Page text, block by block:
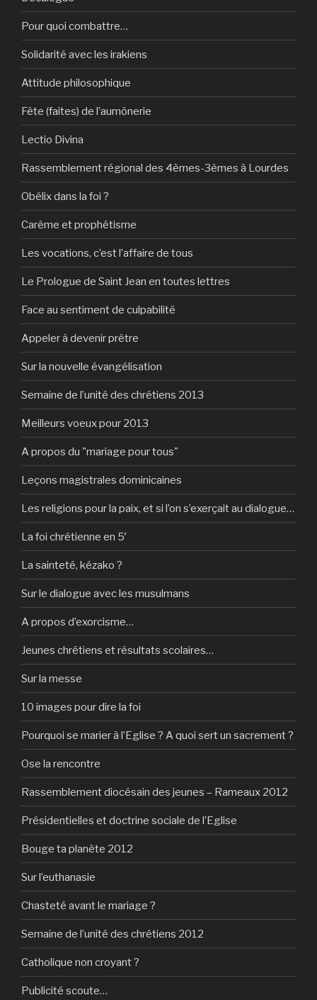
Pour quoi combattre…
Solidarité avec les irakiens
Attitude philosophique
Fête (faites) de l’aumônerie
Lectio Divina
Rassemblement régional des 4èmes-3èmes à Lourdes
Obélix dans la foi ?
Carême et prophétisme
Les vocations, c’est l’affaire de tous
Le Prologue de Saint Jean en toutes lettres
Face au sentiment de culpabilité
Appeler à devenir prêtre
Sur la nouvelle évangélisation
Semaine de l’unité des chrétiens 2013
Meilleurs voeux pour 2013
A propos du "mariage pour tous"
Leçons magistrales dominicaines
Les religions pour la paix, et si l’on s’exerçait au dialogue…
La foi chrétienne en 5′
La sainteté, kézako ?
Sur le dialogue avec les musulmans
A propos d’exorcisme…
Jeunes chrétiens et résultats scolaires…
Sur la messe
10 images pour dire la foi
Pourquoi se marier à l’Eglise ? A quoi sert un sacrement ?
Ose la rencontre
Rassemblement diocésain des jeunes – Rameaux 2012
Présidentielles et doctrine sociale de l’Eglise
Bouge ta planète 2012
Sur l’euthanasie
Chasteté avant le mariage ?
Semaine de l’unité des chrétiens 2012
Catholique non croyant ?
Publicité scoute…